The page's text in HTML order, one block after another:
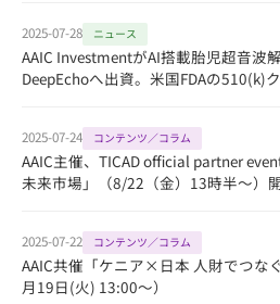
2025-07-28 ニュース
AAIC InvestmentがAI搭載胎児超音波
DeepEchoへ出資。米国FDAの510(k)
2025-07-24 コンテンツ／コラム
AAIC主催、TICAD official partner
未来市場」（8/22（金）13時半～）
2025-07-22 コンテンツ／コラム
AAIC共催「ケニア×日本 人財でつな
月19日(火) 13:00～）